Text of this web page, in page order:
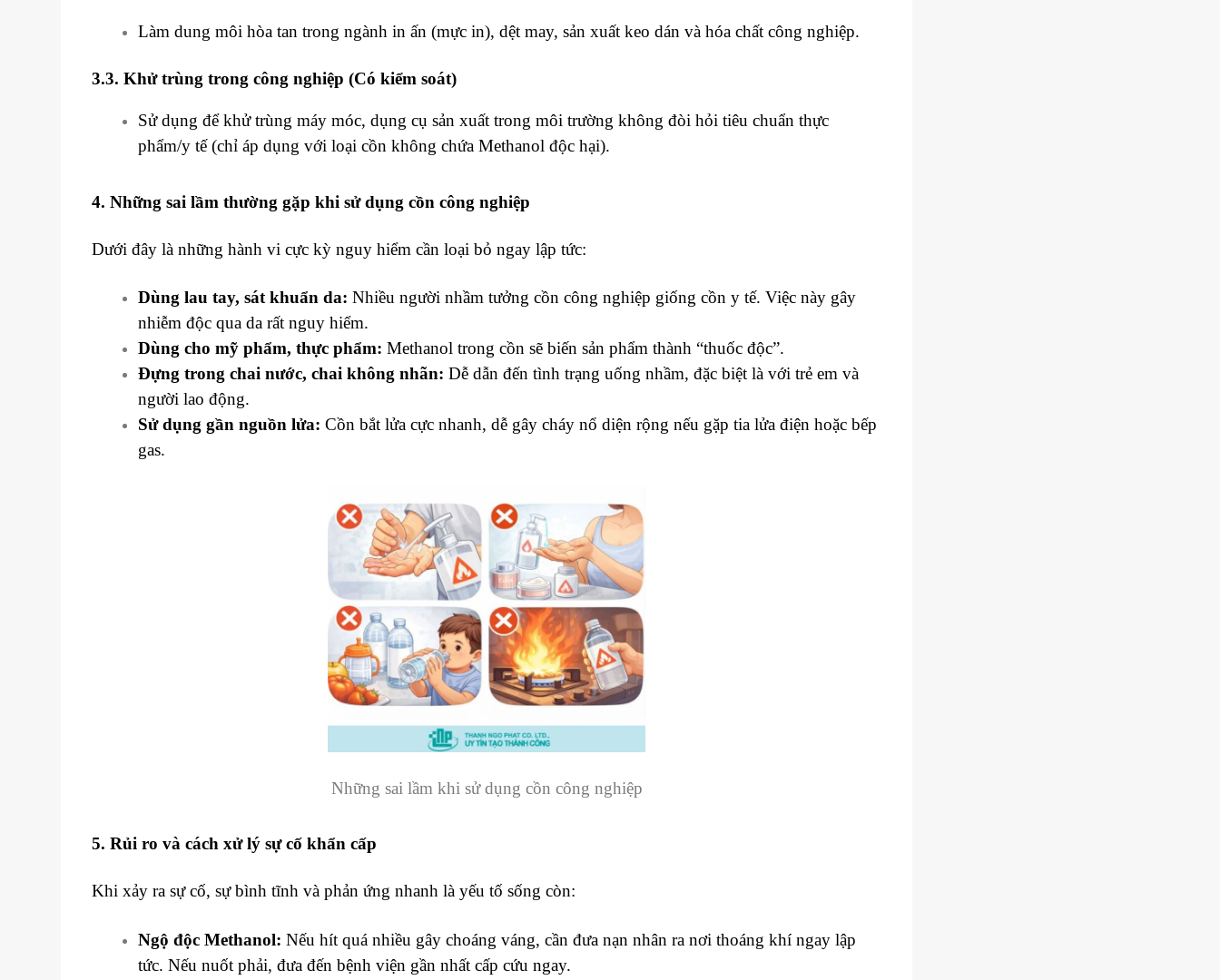
Làm dung môi hòa tan trong ngành in ấn (mực in), dệt may, sản xuất keo dán và hóa chất công nghiệp.
3.3. Khử trùng trong công nghiệp (Có kiểm soát)
Sử dụng để khử trùng máy móc, dụng cụ sản xuất trong môi trường không đòi hỏi tiêu chuẩn thực
phẩm/y tế (chỉ áp dụng với loại cồn không chứa Methanol độc hại).
4. Những sai lầm thường gặp khi sử dụng cồn công nghiệp
Dưới đây là những hành vi cực kỳ nguy hiểm cần loại bỏ ngay lập tức:
Dùng lau tay, sát khuẩn da: Nhiều người nhầm tưởng cồn công nghiệp giống cồn y tế. Việc này gây
nhiễm độc qua da rất nguy hiểm.
Dùng cho mỹ phẩm, thực phẩm: Methanol trong cồn sẽ biến sản phẩm thành “thuốc độc”.
Đựng trong chai nước, chai không nhãn: Dễ dẫn đến tình trạng uống nhầm, đặc biệt là với trẻ em và
người lao động.
Sử dụng gần nguồn lửa: Cồn bắt lửa cực nhanh, dễ gây cháy nổ diện rộng nếu gặp tia lửa điện hoặc bếp
gas.
Những sai lầm khi sử dụng cồn công nghiệp
5. Rủi ro và cách xử lý sự cố khẩn cấp
Khi xảy ra sự cố, sự bình tĩnh và phản ứng nhanh là yếu tố sống còn:
Ngộ độc Methanol: Nếu hít quá nhiều gây choáng váng, cần đưa nạn nhân ra nơi thoáng khí ngay lập
tức. Nếu nuốt phải, đưa đến bệnh viện gần nhất cấp cứu ngay.